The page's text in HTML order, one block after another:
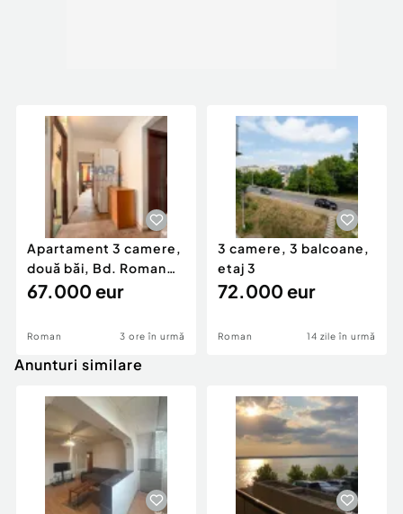
Apartament 3 camere,
două băi, Bd. Roman
Mușat
67.000 eur
Roman 3 ore în urmă
3 camere, 3 balcoane,
etaj 3
72.000 eur
Roman 14 zile în urmă
Anunturi similare